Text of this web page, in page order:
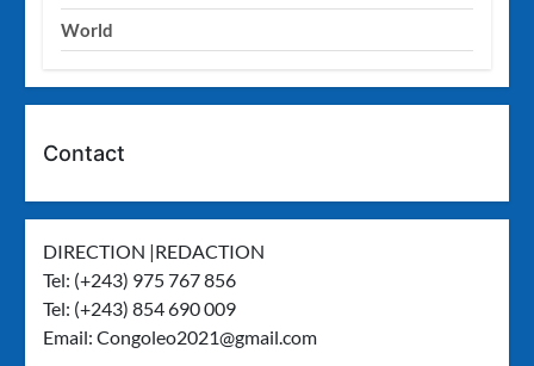
World
Contact
DIRECTION |REDACTION
Tel: (+243) 975 767 856
Tel: (+243) 854 690 009
Email:Congoleo2021@gmail.com